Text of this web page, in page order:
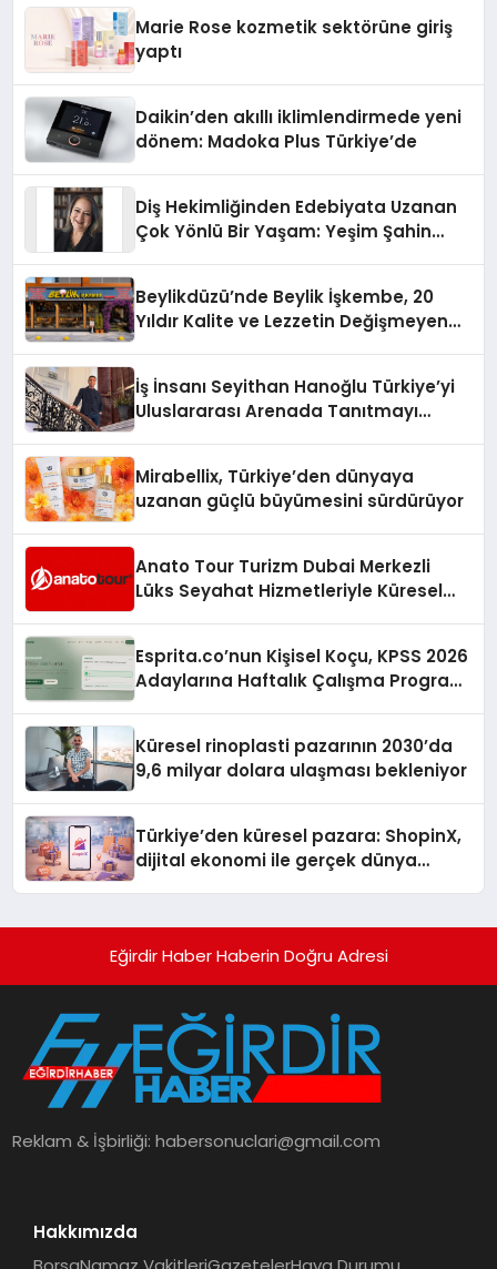
Marie Rose kozmetik sektörüne giriş
yaptı
Daikin’den akıllı iklimlendirmede yeni
dönem: Madoka Plus Türkiye’de
Diş Hekimliğinden Edebiyata Uzanan
Çok Yönlü Bir Yaşam: Yeşim Şahin
Beylikdüzü’nde Beylik İşkembe, 20
Yıldır Kalite ve Lezzetin Değişmeyen
İş İnsanı Seyithan Hanoğlu Türkiye’yi
Uluslararası Arenada Tanıtmayı
Mirabellix, Türkiye’den dünyaya
uzanan güçlü büyümesini sürdürüyor
Anato Tour Turizm Dubai Merkezli
Lüks Seyahat Hizmetleriyle Küresel
Esprita.co’nun Kişisel Koçu, KPSS 2026
Adaylarına Haftalık Çalışma Programı
Küresel rinoplasti pazarının 2030’da
9,6 milyar dolara ulaşması bekleniyor
Türkiye’den küresel pazara: ShopinX,
dijital ekonomi ile gerçek dünya
Eğirdir Haber Haberin Doğru Adresi
Reklam & İşbirliği:habersonuclari@gmail.com
Hakkımızda